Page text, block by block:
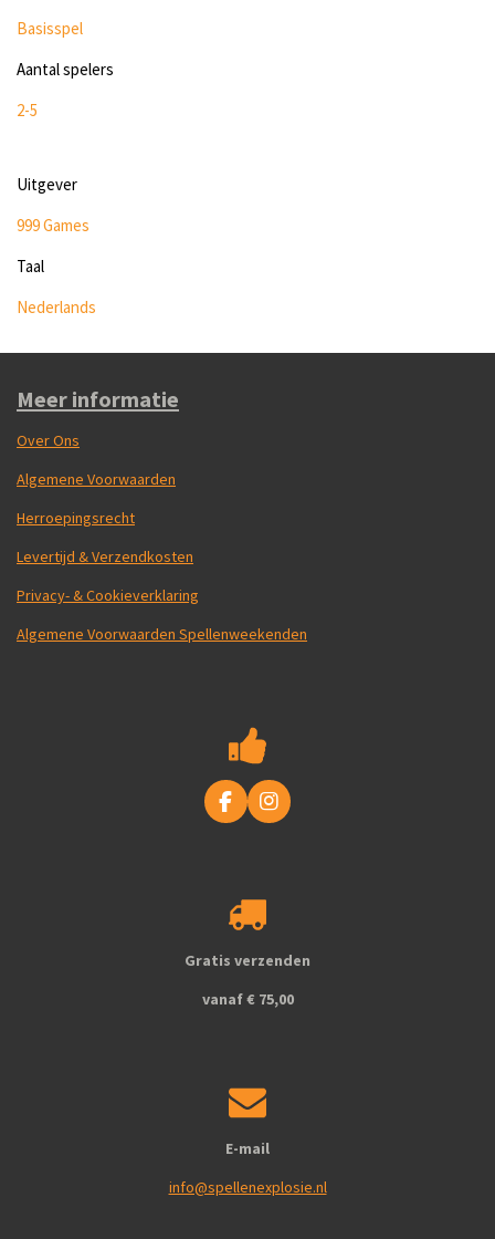
Basisspel
Aantal spelers
2-5
Uitgever
999 Games
Taal
Nederlands
Meer informatie
Over Ons
Algemene Voorwaarden
Herroepingsrecht
Levertijd & Verzendkosten
Privacy- & Cookieverklaring
Algemene Voorwaarden Spellenweekenden
F
a
o
o
I
n
m
Gratis verzenden
vanaf € 75,00
E-mail
info@spellenexplosie.nl